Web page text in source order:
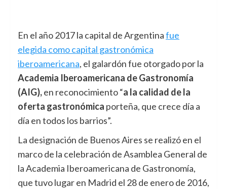
En el año 2017 la capital de Argentinafue
elegida como capital gastronómica
iberoamericana, el galardón fue otorgado por la
Academia Iberoamericana de Gastronomía
(AIG),en reconocimiento “a la calidad de la
oferta gastronómica porteña, que crece día a
día en todos los barrios”.
La designación de Buenos Aires se realizó en el
marco de la celebración de Asamblea General de
la Academia Iberoamericana de Gastronomía,
que tuvo lugar en Madrid el 28 de enero de 2016,